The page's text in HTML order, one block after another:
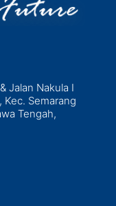
Jalan Nakula I
Kec. Semarang
Tengah,